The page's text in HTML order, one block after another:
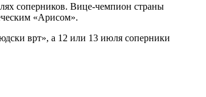
соперников. Вице-чемпион страны
«Арисом».
врт», а 12 или 13 июля соперники